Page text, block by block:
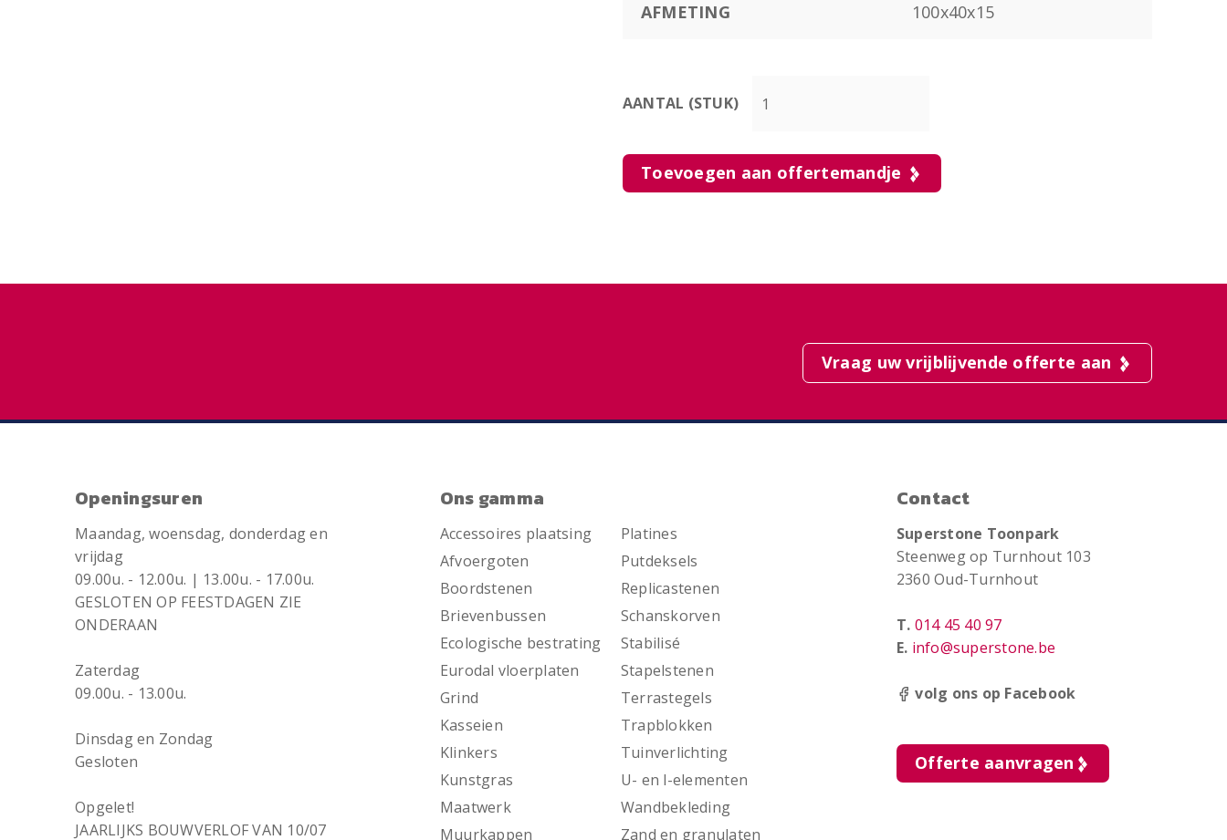
AFMETING 100x40x15
AANTAL (STUK)
Toevoegen aan offertemandje
Vraag uw vrijblijvende offerte aan
Openingsuren
Maandag, woensdag, donderdag en
vrijdag
09.00u. - 12.00u. | 13.00u. - 17.00u.
GESLOTEN OP FEESTDAGEN ZIE
ONDERAAN
Zaterdag
09.00u. - 13.00u.
Dinsdag en Zondag
Gesloten
Opgelet!
JAARLIJKS BOUWVERLOF VAN 10/07
Ons gamma
Accessoires plaatsing
Afvoergoten
Boordstenen
Brievenbussen
Ecologische bestrating
Eurodal vloerplaten
Grind
Kasseien
Klinkers
Kunstgras
Maatwerk
Muurkappen
Platines
Putdeksels
Replicastenen
Schanskorven
Stabilisé
Stapelstenen
Terrastegels
Trapblokken
Tuinverlichting
U- en l-elementen
Wandbekleding
Zand en granulaten
Contact
Superstone Toonpark
Steenweg op Turnhout 103
2360 Oud-Turnhout
T. 014 45 40 97
E. info@superstone.be
volg ons op Facebook
Offerte aanvragen